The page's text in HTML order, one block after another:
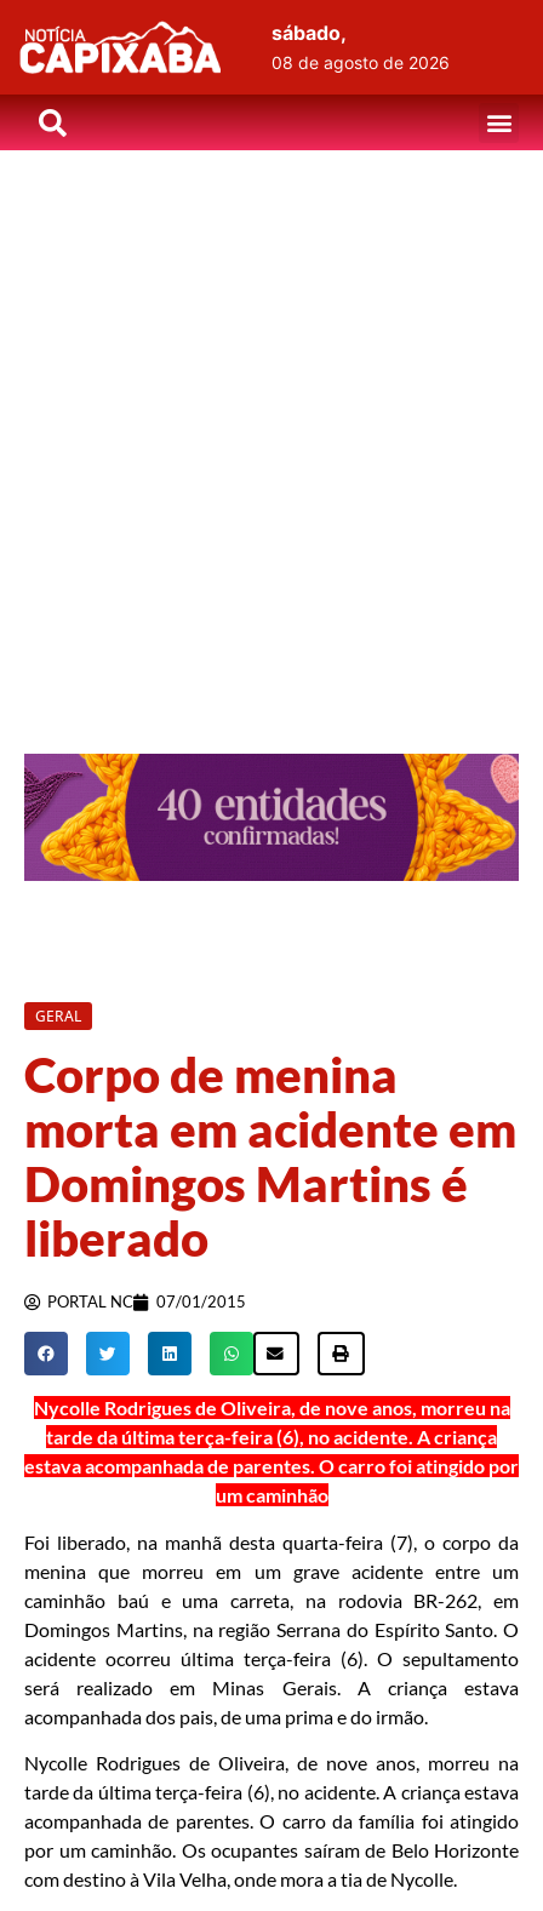
sábado,
08 de agosto de 2026
GERAL
Corpo de menina
morta em acidente em
Domingos Martins é
liberado
PORTAL NC 07/01/2015
Nycolle Rodrigues de Oliveira, de nove anos, morreu na
tarde da última terça-feira (6), no acidente. A criança
estava acompanhada de parentes. O carro foi atingido por
um caminhão
Foi liberado, na manhã desta quarta-feira (7), o corpo da
menina que morreu em um grave acidente entre um
caminhão baú e uma carreta, na rodovia BR-262, em
Domingos Martins, na região Serrana do Espírito Santo. O
acidente ocorreu última terça-feira (6). O sepultamento
será realizado em Minas Gerais. A criança estava
acompanhada dos pais, de uma prima e do irmão.
Nycolle Rodrigues de Oliveira, de nove anos, morreu na
tarde da última terça-feira (6), no acidente. A criança estava
acompanhada de parentes. O carro da família foi atingido
por um caminhão. Os ocupantes saíram de Belo Horizonte
com destino à Vila Velha, onde mora a tia de Nycolle.